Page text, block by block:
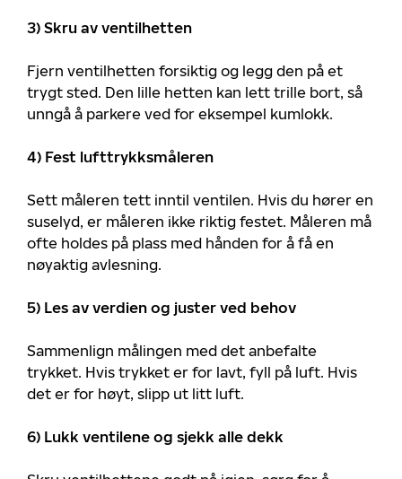
3) Skru av ventilhetten
Fjern ventilhetten forsiktig og legg den på et
trygt sted. Den lille hetten kan lett trille bort, så
unngå å parkere ved for eksempel kumlokk.
4) Fest lufttrykksmåleren
Sett måleren tett inntil ventilen. Hvis du hører en
suselyd, er måleren ikke riktig festet. Måleren må
ofte holdes på plass med hånden for å få en
nøyaktig avlesning.
5) Les av verdien og juster ved behov
Sammenlign målingen med det anbefalte
trykket. Hvis trykket er for lavt, fyll på luft. Hvis
det er for høyt, slipp ut litt luft.
6) Lukk ventilene og sjekk alle dekk